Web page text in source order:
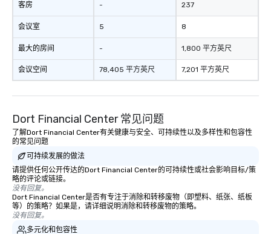
客房
会议室
最大的房间
会议空间
-
5
-
78,405 平方英尺
237
8
1,800 平方英尺
7,201 平方英尺
Dort Financial Center 常见问题
了解Dort Financial Center有关健康与安全、可持续性以及多样性和包容性
的常见问题
可持续发展的做法
请提供任何公开传达的Dort Financial Center的可持续性或社会影响目标/策
略的评论或链接。
没有回复。
Dort Financial Center是否有专注于消除和转移废物（即塑料、纸张、纸板
等）的策略？如果是，请详细说明消除和转移废物的策略。
没有回复。
多元化和包容性